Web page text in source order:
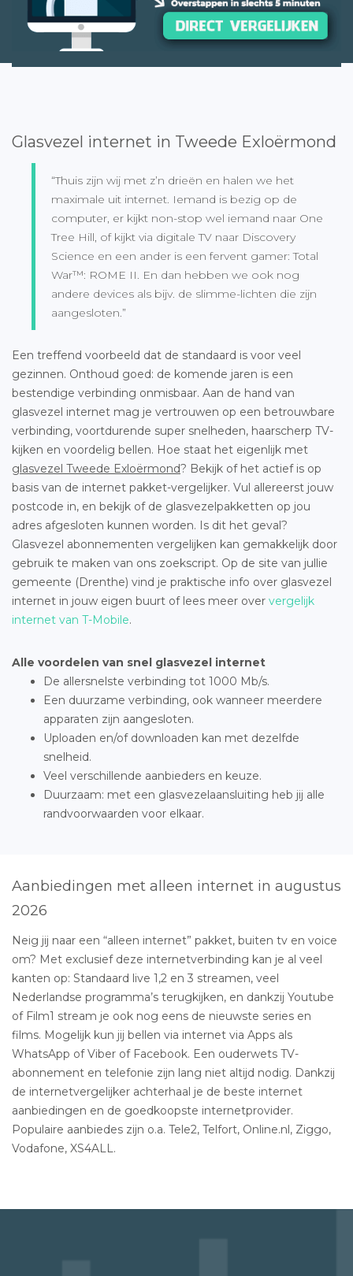
Glasvezel internet in Tweede Exloërmond
“Thuis zijn wij met z’n drieën en halen we het
maximale uit internet. Iemand is bezig op de
computer, er kijkt non-stop wel iemand naar One
Tree Hill, of kijkt via digitale TV naar Discovery
Science en een ander is een fervent gamer: Total
War™: ROME II. En dan hebben we ook nog
andere devices als bijv. de slimme-lichten die zijn
aangesloten.”
Een treffend voorbeeld dat de standaard is voor veel
gezinnen. Onthoud goed: de komende jaren is een
bestendige verbinding onmisbaar. Aan de hand van
glasvezel internet mag je vertrouwen op een betrouwbare
verbinding, voortdurende super snelheden, haarscherp TV-
kijken en voordelig bellen. Hoe staat het eigenlijk met
glasvezel Tweede Exloërmond? Bekijk of het actief is op
basis van de internet pakket-vergelijker. Vul allereerst jouw
postcode in, en bekijk of de glasvezelpakketten op jou
adres afgesloten kunnen worden. Is dit het geval?
Glasvezel abonnementen vergelijken kan gemakkelijk door
gebruik te maken van ons zoekscript. Op de site van jullie
gemeente (Drenthe) vind je praktische info over glasvezel
internet in jouw eigen buurt of lees meer over vergelijk
internet van T-Mobile.
Alle voordelen van snel glasvezel internet
De allersnelste verbinding tot 1000 Mb/s.
Een duurzame verbinding, ook wanneer meerdere
apparaten zijn aangesloten.
Uploaden en/of downloaden kan met dezelfde
snelheid.
Veel verschillende aanbieders en keuze.
Duurzaam: met een glasvezelaansluiting heb jij alle
randvoorwaarden voor elkaar.
Aanbiedingen met alleen internet in augustus
2026
Neig jij naar een “alleen internet” pakket, buiten tv en voice
om? Met exclusief deze internetverbinding kan je al veel
kanten op: Standaard live 1,2 en 3 streamen, veel
Nederlandse programma’s terugkijken, en dankzij Youtube
of Film1 stream je ook nog eens de nieuwste series en
films. Mogelijk kun jij bellen via internet via Apps als
WhatsApp of Viber of Facebook. Een ouderwets TV-
abonnement en telefonie zijn lang niet altijd nodig. Dankzij
de internetvergelijker achterhaal je de beste internet
aanbiedingen en de goedkoopste internetprovider.
Populaire aanbiedes zijn o.a. Tele2, Telfort, Online.nl, Ziggo,
Vodafone, XS4ALL.